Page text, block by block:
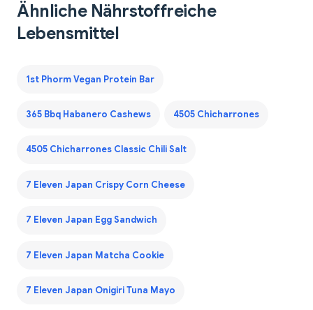
Ähnliche Nährstoffreiche
Lebensmittel
1st Phorm Vegan Protein Bar
365 Bbq Habanero Cashews 4505 Chicharrones
4505 Chicharrones Classic Chili Salt
7 Eleven Japan Crispy Corn Cheese
7 Eleven Japan Egg Sandwich
7 Eleven Japan Matcha Cookie
7 Eleven Japan Onigiri Tuna Mayo